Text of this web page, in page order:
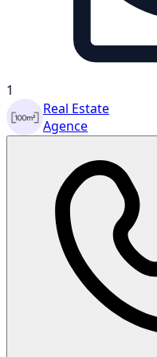
1
Real Estate
Agence